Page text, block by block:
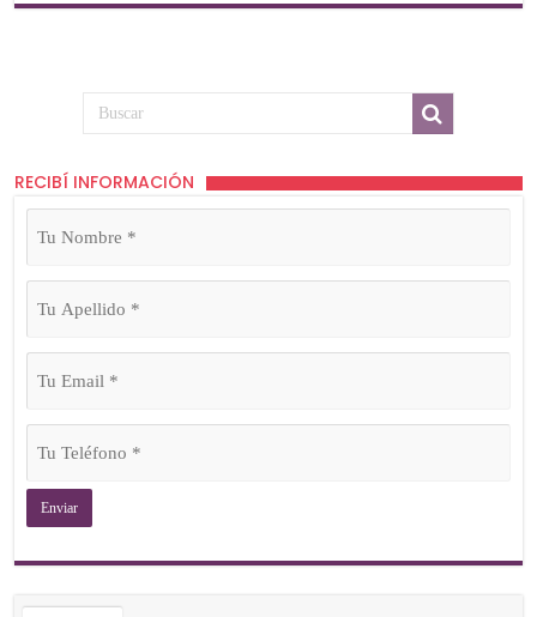
RECIBÍ INFORMACIÓN
Tu
Nombre
Tu
Apellido
Tu
Email
Tu
Teléfono